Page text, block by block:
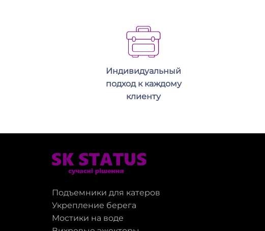
Индивидуальный
подход к каждому
клиенту
Подъемники для катеров
Укрепление берега
Мостики на воде